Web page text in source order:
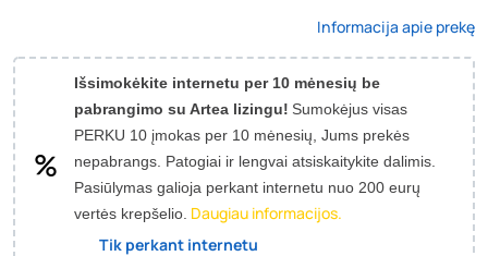
Informacija apie prekę
Išsimokėkite internetu per 10 mėnesių be
pabrangimo su Artea lizingu! Sumokėjus visas
PERKU 10 įmokas per 10 mėnesių, Jums prekės
nepabrangs. Patogiai ir lengvai atsiskaitykite dalimis.
Pasiūlymas galioja perkant internetu nuo 200 eurų
vertės krepšelio. Daugiau informacijos.
Tik perkant internetu